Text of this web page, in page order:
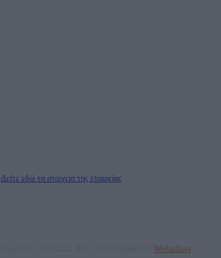
Δείτε εδώ τα στοιχεία της εταιρείας
Webalists